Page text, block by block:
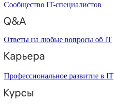
Сообщество IT-специалистов
Ответы на любые вопросы об IT
Профессиональное развитие в IT